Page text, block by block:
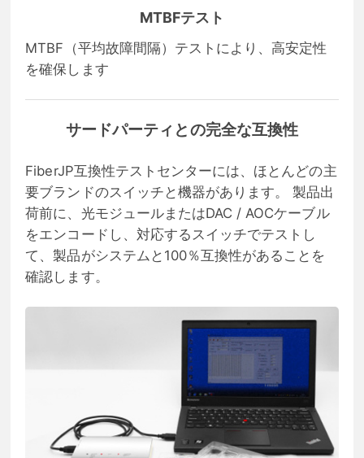
MTBFテスト
MTBF（平均故障間隔）テストにより、高安定性
を確保します
サードパーティとの完全な互換性
FiberJP互換性テストセンターには、ほとんどの主
要ブランドのスイッチと機器があります。 製品出
荷前に、光モジュールまたはDAC / AOCケーブル
をエンコードし、対応するスイッチでテストし
て、製品がシステムと100％互換性があることを
確認します。